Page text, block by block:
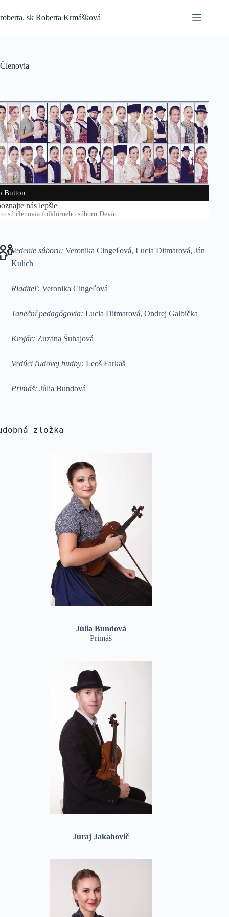
content
roberta. sk Roberta Krmášková
Členovia
Button
nás lepšie
sú členovia folklórneho súboru Devín
Vedenie súboru: Veronika Cingeľová, Lucia Ditmarová, Ján
Kulich
Riaditeľ: Veronika Cingeľová
Taneční pedagógovia: Lucia Ditmarová, Ondrej Galbička
Krojár: Zuzana Šuhajová
Vedúci ľudovej hudby: Leoš Farkaš
Primáš: Júlia Bundová
zložka
Júlia Bundová
Primáš
Juraj Jakabovič